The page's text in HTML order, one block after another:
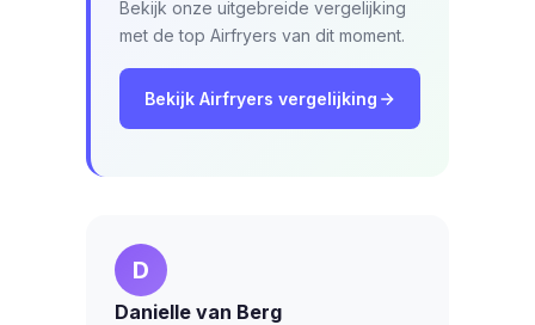
Bekijk onze uitgebreide vergelijking
met de top Airfryers van dit moment.
Bekijk Airfryers vergelijking
D
Danielle van Berg